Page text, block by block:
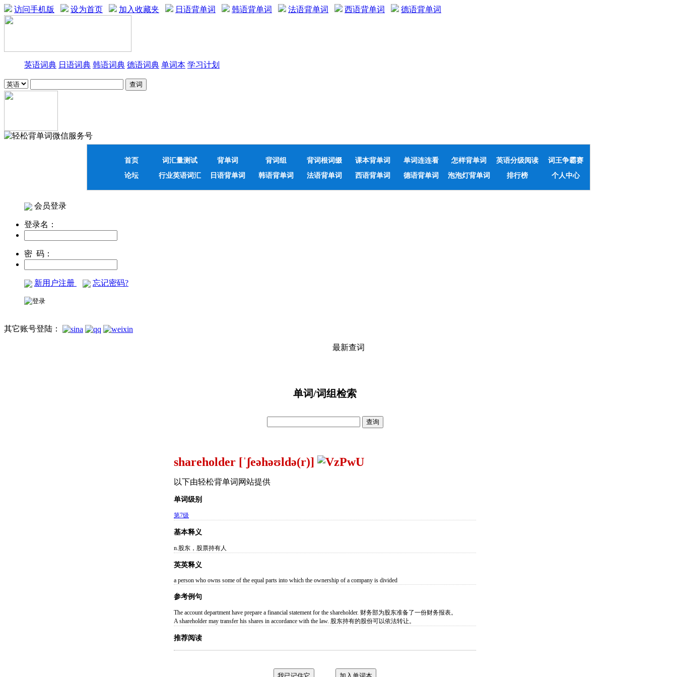
访问手机版 设为首页 加入收藏夹 日语背单词 韩语背单词 法语背单词 西语背单词 德语背单词
英语词典 日语词典 韩语词典 德语词典 单词本 学习计划
首页 词汇量测试 背单词 背词组 背词根词缀 课本背单词 单词连连看 怎样背单词 英语分级阅读
词王争霸赛
论坛
行业英语词汇 日语背单词 韩语背单词 法语背单词 西语背单词 德语背单词 泡泡灯背单词 排行榜 个人中心
会员登录
登录名：
密 码：
新用户注册 忘记密码?
其它账号登陆：
最新查词
单词/词组检索
shareholder [ˈʃeəhəʊldə(r)]
以下由轻松背单词网站提供
单词级别
第7级
基本释义
n.股东，股票持有人
英英释义
a person who owns some of the equal parts into which the ownership of a company is divided
参考例句
The account department have prepare a financial statement for the shareholder. 财务部为股东准备了一份财务报表。
A shareholder may transfer his shares in accordance with the law. 股东持有的股份可以依法转让。
推荐阅读